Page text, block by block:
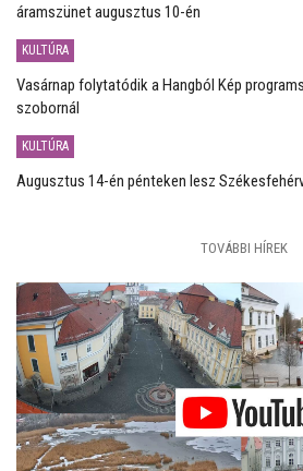
áramszünet augusztus 10-én
KULTÚRA
Vasárnap folytatódik a Hangból Kép
szobornál
KULTÚRA
Augusztus 14-én pénteken lesz
TOVÁBBI HÍREK